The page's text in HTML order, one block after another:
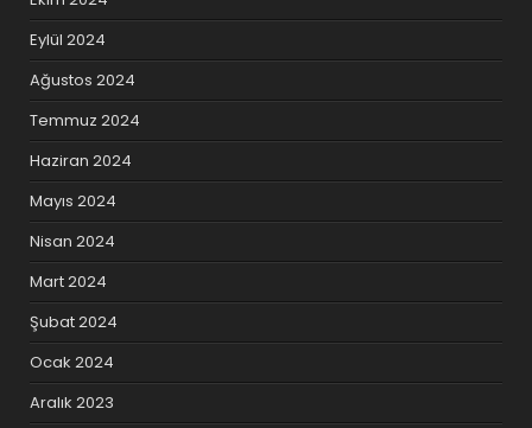
Eylül 2024
Ağustos 2024
Temmuz 2024
Haziran 2024
Mayıs 2024
Nisan 2024
Mart 2024
Şubat 2024
Ocak 2024
Aralık 2023